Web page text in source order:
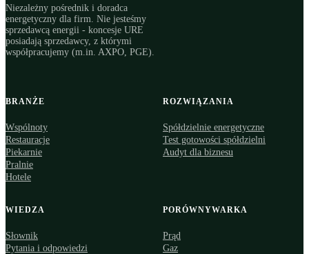
Niezależny pośrednik i doradca
energetyczny dla firm. Nie jesteśmy
sprzedawcą energii - koncesje URE
posiadają sprzedawcy, z którymi
współpracujemy (m.in. AXPO, PGE).
BRANŻE
Wspólnoty
Restauracje
Piekarnie
Pralnie
Hotele
ROZWIĄZANIA
Spółdzielnie energetyczne
Test gotowości spółdzielni
Audyt dla biznesu
WIEDZA
Słownik
Pytania i odpowiedzi
PORÓWNYWARKA
Prąd
Gaz